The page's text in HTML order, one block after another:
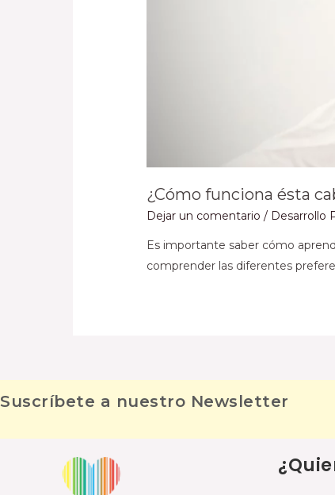
¿Cómo funciona ésta
Dejar un comentario / Desarrollo
Es importante saber cómo
comprender las diferentes
Suscríbete a nuestro Newsletter